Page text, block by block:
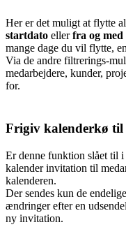
Her er det muligt at flytte
startdato ellerfra og med
mange dage du vil flytte,
Via de andre filtrerings-
medarbejdere, kunder,
for.
Frigiv kalenderkø
Er denne funktion slået til i
kalender invitation til
kalenderen.
Der sendes kun de
ændringer efter en
ny invitation.